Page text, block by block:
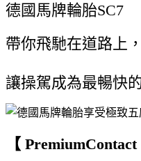
德國馬牌輪胎SC7
帶你飛馳在道路上
讓操駕成為最暢快
【 PremiumContact